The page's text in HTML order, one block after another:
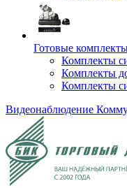
Готовые
Комплекты
Комплекты
Комплекты
Видеонаблюдение